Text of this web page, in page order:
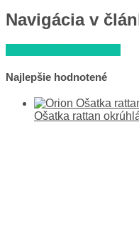
Navigácia v
Najlepšie hodnotené
Ošatka rattan